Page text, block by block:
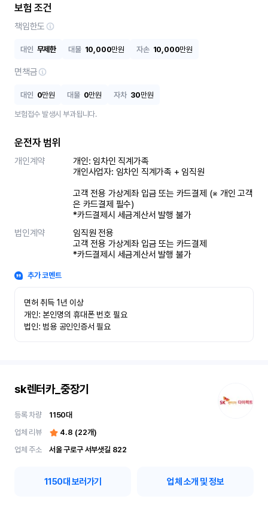
보험 조건
책임한도
대인 무제한 대물 10,000만원 자손 10,000만원
면책금
대인 0만원 대물 0만원 자차 30만원
보험접수 발생시 부과됩니다.
운전자 범위
개인계약
개인: 임차인 직계가족
개인사업자: 임차인 직계가족 + 임직원
고객 전용 가상계좌 입금 또는 카드결제 (※ 개인 고객
은 카드결제 필수)
*카드결제시 세금계산서 발행 불가
법인계약
임직원 전용
고객 전용 가상계좌 입금 또는 카드결제
*카드결제시 세금계산서 발행 불가
추가 코멘트
면허 취득 1년 이상
개인: 본인명의 휴대폰 번호 필요
법인: 범용 공인인증서 필요
sk렌터카_중장기
등록 차량 1150대
업체 리뷰
4.8 (22개)
업체 주소
서울 구로구 서부샛길 822
1150대 보러가기 업체 소개 및 정보